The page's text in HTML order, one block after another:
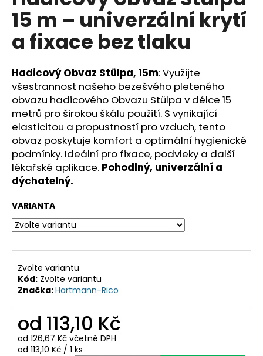
0,0
5
hvězdiček.
15 m – univerzální krytí
a fixace bez tlaku
Hadicový Obvaz Stülpa, 15m: Využijte
všestrannost našeho bezešvého pleteného
obvazu hadicového Obvazu Stülpa v délce 15
metrů pro širokou škálu použití. S vynikající
elasticitou a propustností pro vzduch, tento
obvaz poskytuje komfort a optimální hygienické
podmínky. Ideální pro fixace, podvleky a další
lékařské aplikace. Pohodlný, univerzální a
dýchatelný.
VARIANTA
Zvolte variantu
Kód: Zvolte variantu
Značka:Hartmann-Rico
od 113,10 Kč
od 126,67 Kč včetně DPH
Měrná
od 113,10 Kč / 1 ks
a
j
í
?
HLEDAT
D
o
p
o
u
č
u
e
m
e